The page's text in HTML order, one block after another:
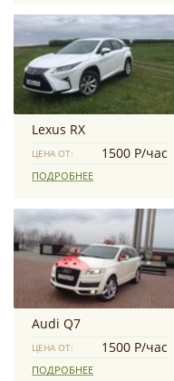
Lexus RX
ЦЕНА ОТ: 1500 Р/час
ПОДРОБНЕЕ
Audi Q7
ЦЕНА ОТ: 1500 Р/час
ПОДРОБНЕЕ